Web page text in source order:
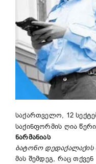
საქართველო, 12
საქინფორმის ღია
ნარმანიას
ბატონო დედაქალაქის
მას შემდეგ, რაც